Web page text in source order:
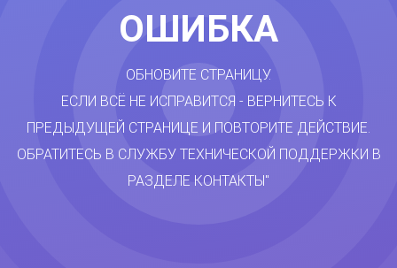
ОШИБКА
ОБНОВИТЕ СТРАНИЦУ.
ЕСЛИ ВСЁ НЕ ИСПРАВИТСЯ - ВЕРНИТЕСЬ К
ПРЕДЫДУЩЕЙ СТРАНИЦЕ И ПОВТОРИТЕ ДЕЙСТВИЕ.
ОБРАТИТЕСЬ В СЛУЖБУ ТЕХНИЧЕСКОЙ ПОДДЕРЖКИ В
РАЗДЕЛЕ КОНТАКТЫ"